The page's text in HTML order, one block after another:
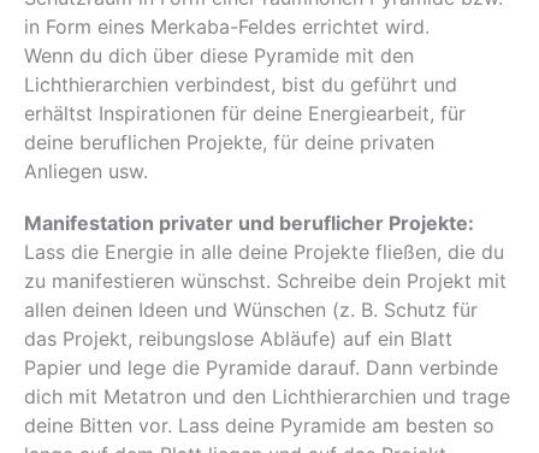
in Form eines Merkaba-Feldes errichtet wird.
Wenn du dich über diese Pyramide mit den
Lichthierarchien verbindest, bist du geführt und
erhältst Inspirationen für deine Energiearbeit, für
deine beruflichen Projekte, für deine privaten
Anliegen usw.
Manifestation privater und beruflicher Projekte:
Lass die Energie in alle deine Projekte fließen, die du
zu manifestieren wünschst. Schreibe dein Projekt mit
allen deinen Ideen und Wünschen (z. B. Schutz für
das Projekt, reibungslose Abläufe) auf ein Blatt
Papier und lege die Pyramide darauf. Dann verbinde
dich mit Metatron und den Lichthierarchien und trage
deine Bitten vor. Lass deine Pyramide am besten so